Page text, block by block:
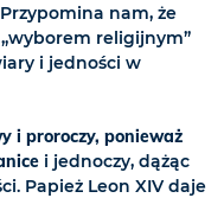
Przypomina nam, że
religijnym”
i jedności w
i proroczy, ponieważ
i jednoczy, dążąc
Papież Leon XIV daje